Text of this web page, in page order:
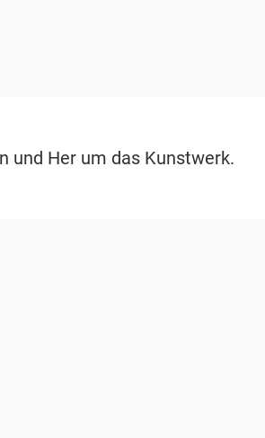
und Her um das Kunstwerk.